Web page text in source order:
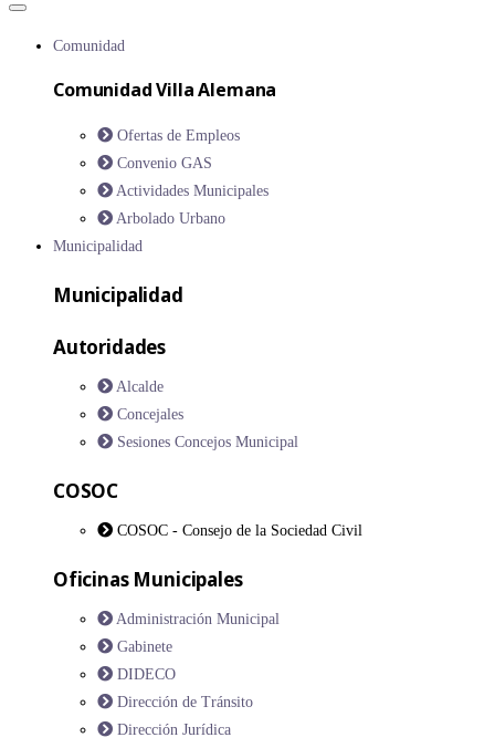
Comunidad
Comunidad Villa Alemana
Ofertas de Empleos
Convenio GAS
Actividades Municipales
Arbolado Urbano
Municipalidad
Municipalidad
Autoridades
Alcalde
Concejales
Sesiones Concejos Municipal
COSOC
COSOC - Consejo de la Sociedad Civil
Oficinas Municipales
Administración Municipal
Gabinete
DIDECO
Dirección de Tránsito
Dirección Jurídica